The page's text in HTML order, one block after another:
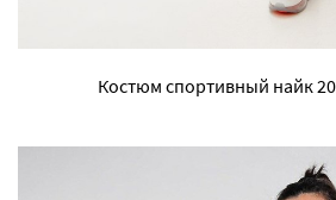
Костюм спортивный найк